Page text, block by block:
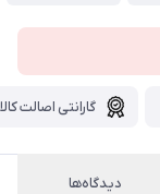
گارانتی اصالت کالا
دیدگاه‌ها